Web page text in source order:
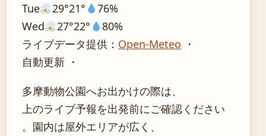
Tue
29°21°
76%
Wed
27°22°
80%
ライブデータ提供： Open-Meteo ・
自動更新 ・
多摩動物公園へお出かけの際は、
上のライブ予報を出発前にご確認ください
。園内は屋外エリアが広く、